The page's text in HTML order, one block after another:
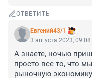
ОТВЕТИТЬ
Евгений43/1
3 августа 2023, 09:08
А знаете, ночью
просто все то, что
рыночную